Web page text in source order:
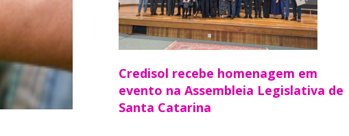
Credisol recebe homenagem em
evento na Assembleia Legislativa de
Santa Catarina